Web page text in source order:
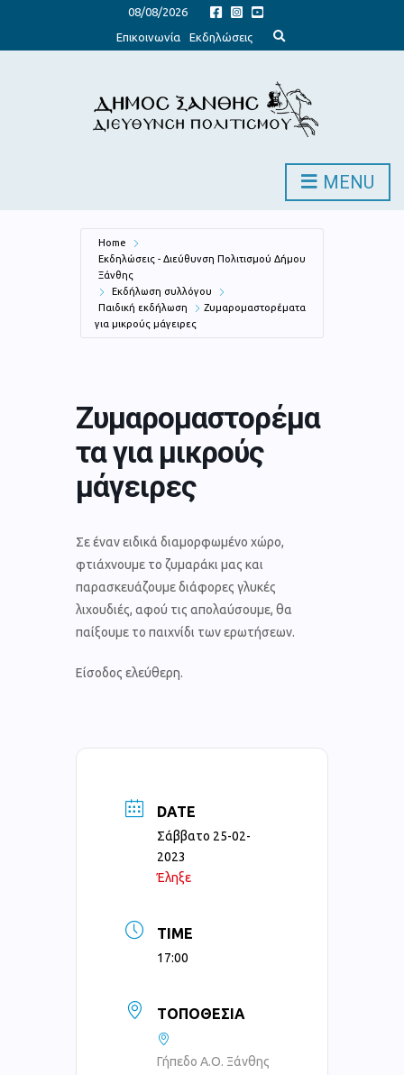
08/08/2026
Επικοινωνία
Εκδηλώσεις
x
d
s
e
c
o
MENU
Home
Εκδηλώσεις - Διεύθυνση Πολιτισμού Δήμου
Ξάνθης
Εκδήλωση συλλόγου
Παιδική εκδήλωση
Ζυμαρομαστορέματα
για μικρούς μάγειρες
Ζυμαρομαστορέμα
τα για μικρούς
μάγειρες
Σε έναν ειδικά διαμορφωμένο χώρο,
φτιάχνουμε το ζυμαράκι μας και
παρασκευάζουμε διάφορες γλυκές
λιχουδιές, αφού τις απολαύσουμε, θα
παίξουμε το παιχνίδι των ερωτήσεων.
Είσοδος ελεύθερη.
DATE
Σάββατο 25-02-
2023
Έληξε
TIME
17:00
ΤΟΠΟΘΕΣΊΑ
Γήπεδο Α.Ο. Ξάνθης